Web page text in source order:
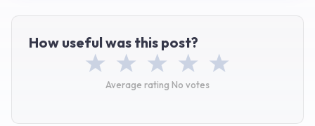
How useful was this post?
Average rating No votes